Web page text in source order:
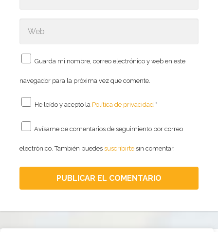
Guarda mi nombre, correo electrónico y web en este
navegador para la próxima vez que comente.
He leído y acepto la Política de privacidad *
Avísame de comentarios de seguimiento por correo
electrónico. También puedes suscribirte sin comentar.